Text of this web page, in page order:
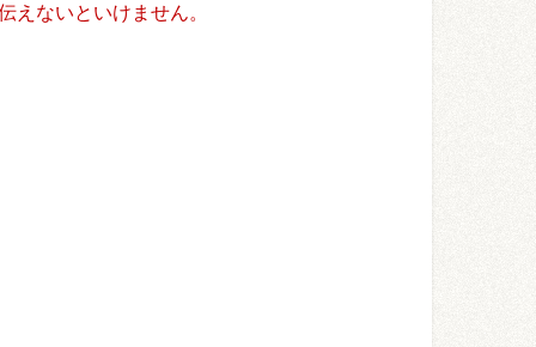
ないといけません。